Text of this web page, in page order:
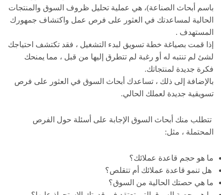
باسم أبحاث الصناعة)، هي عملية تحليل ظروف السوق والمنتجات
الحالية لمساعدتك في العثور على فرص عمل واكتشاف جمهورك
المستهدف .
إذا قمت بصياغة خطة تسويق لبدء التشغيل ، فقد تكتشف احتياجك
لشئ لم تنتبه له أو رغبة لم تتطرق إليها من قبل ، مما يمنحك
فكرة جديدة لمنتجاتك.
بالإضافة إلى ذلك ، تساعدك أبحاث السوق في العثور على فرص
تسويقية جديدة لعملك الحالي.
تتطلب منك أبحاث السوق الإجابة على أسئلة حول الفرص
المحتملة ، مثل:
ما هو حجم قاعدة عملائك؟
هل تنمو قاعدة عملائك أم تتقلص؟
ما هي حصتك الحالية من السوق؟